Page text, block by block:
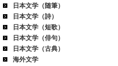
日本文学（随筆）
日本文学（詩）
日本文学（短歌）
日本文学（俳句）
日本文学（古典）
海外文学